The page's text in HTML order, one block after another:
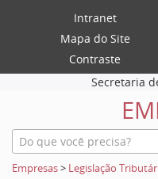
Intranet
Mapa do Site
Contraste
Secretaria
Empresas> Legislação